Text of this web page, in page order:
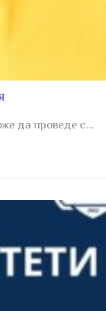
да проведе с...